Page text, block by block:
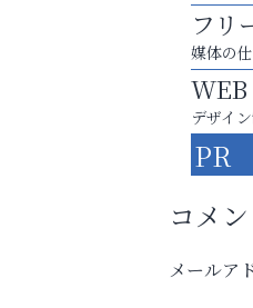
フリ
媒体の
デザイ
PR
コメ
メールア